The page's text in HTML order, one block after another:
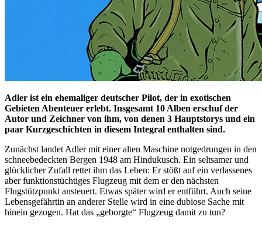
Adler ist ein ehemaliger deutscher Pilot, der in exotischen
Gebieten Abenteuer erlebt. Insgesamt 10 Alben erschuf der
Autor und Zeichner von ihm, von denen 3 Hauptstorys und ein
paar Kurzgeschichten in diesem Integral enthalten sind.
Zunächst landet Adler mit einer alten Maschine notgedrungen in den
schneebedeckten Bergen 1948 am Hindukusch. Ein seltsamer und
glücklicher Zufall rettet ihm das Leben: Er stößt auf ein verlassenes
aber funktionstüchtiges Flugzeug mit dem er den nächsten
Flugstützpunkt ansteuert. Etwas später wird er entführt. Auch seine
Lebensgefährtin an anderer Stelle wird in eine dubiose Sache mit
hinein gezogen. Hat das „geborgte“ Flugzeug damit zu tun?